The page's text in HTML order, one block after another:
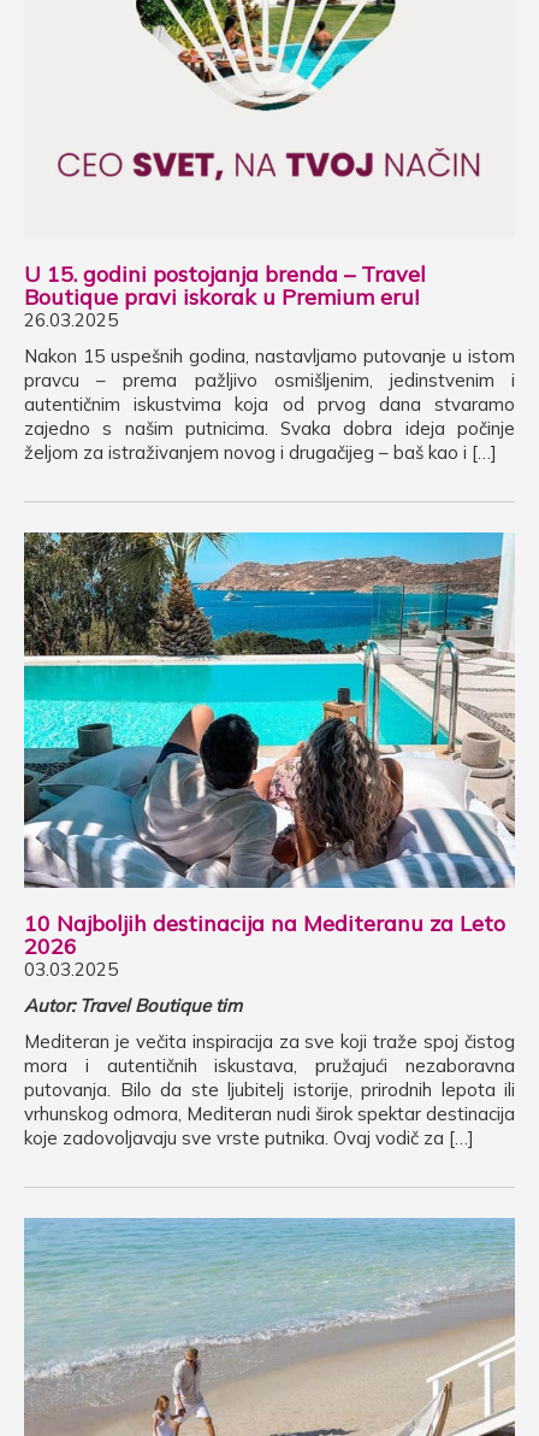
U 15. godini postojanja brenda – Travel
Boutique pravi iskorak u Premium eru!
26.03.2025
Nakon 15 uspešnih godina, nastavljamo putovanje u istom
pravcu – prema pažljivo osmišljenim, jedinstvenim i
autentičnim iskustvima koja od prvog dana stvaramo
zajedno s našim putnicima. Svaka dobra ideja počinje
željom za istraživanjem novog i drugačijeg – baš kao i […]
10 Najboljih destinacija na Mediteranu za Leto
2026
03.03.2025
Autor: Travel Boutique tim
Mediteran je večita inspiracija za sve koji traže spoj čistog
mora i autentičnih iskustava, pružajući nezaboravna
putovanja. Bilo da ste ljubitelj istorije, prirodnih lepota ili
vrhunskog odmora, Mediteran nudi širok spektar destinacija
koje zadovoljavaju sve vrste putnika. Ovaj vodič za […]